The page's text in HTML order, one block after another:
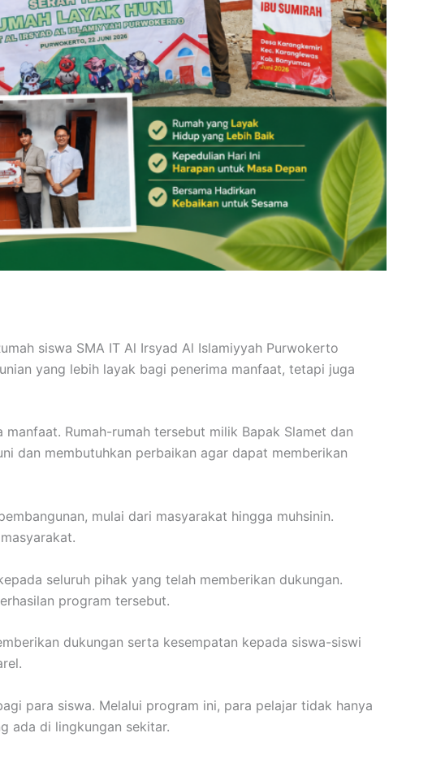
siswa SMA IT Al Irsyad Al Islamiyyah Purwokerto
yang lebih layak bagi penerima manfaat, tetapi juga
Rumah-rumah tersebut milik Bapak Slamet dan
dan membutuhkan perbaikan agar dapat memberikan
mulai dari masyarakat hingga muhsinin.
seluruh pihak yang telah memberikan dukungan.
program tersebut.
dukungan serta kesempatan kepada siswa-siswi
para siswa. Melalui program ini, para pelajar tidak hanya
ada di lingkungan sekitar.